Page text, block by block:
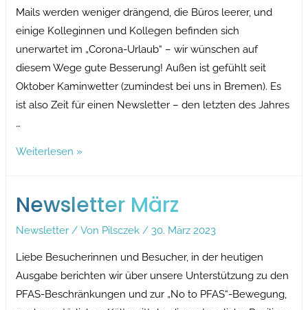
Mails werden weniger drängend, die Büros leerer, und
einige Kolleginnen und Kollegen befinden sich
unerwartet im „Corona-Urlaub“ – wir wünschen auf
diesem Wege gute Besserung! Außen ist gefühlt seit
Oktober Kaminwetter (zumindest bei uns in Bremen). Es
ist also Zeit für einen Newsletter – den letzten des Jahres
…
Newsletter
Weiterlesen »
Newsletter März
Newsletter / Von Pilsczek / 30. März 2023
Liebe Besucherinnen und Besucher, in der heutigen
Ausgabe berichten wir über unsere Unterstützung zu den
PFAS-Beschränkungen und zur „No to PFAS“-Bewegung,